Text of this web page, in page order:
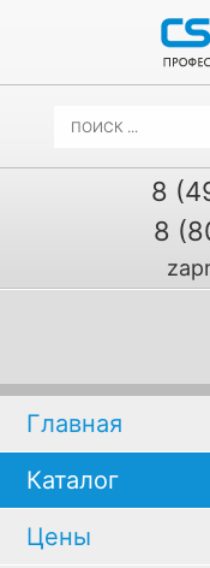
8
8
Главная
Каталог
Цены